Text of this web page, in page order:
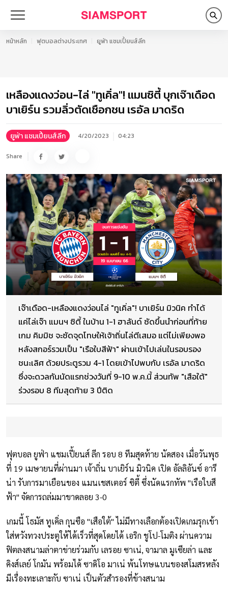
หน้าหลัก ฟุตบอลต่างประเทศ ยูฟ่า แชมเปี้ยนส์ลีก
เหลืองแดงว่อน-ไล่ "ทูเคิ่ล"! แมนซิตี้ บุกเจ๊าเดือด
บาเยิร์น รวมลิ่วตัดเชือกชน เรอัล มาดริด
ยูฟ่า แชมเปี้ยนส์ลีก 4/20/2023 04:23
Share
เจ๊าเดือด-เหลืองแดงว่อนไล่ "ทูเคิ่ล"! บาเยิร์น มิวนิค ทำได้
แค่ไล่เจ๊า แมนฯ ซิตี้ ในบ้าน 1-1 ฮาลันด์ ซัดขึ้นนำก่อนที่ท้าย
เกม คิมมิช จะซัดจุดโทษให้เจ้าถิ่นไล่ตีเสมอ แต่ไม่เพียงพอ
หลังสกอร์รวมเป็น "เรือใบสีฟ้า" ผ่านเข้าไปเล่นในรอบรอง
ชนะเลิศ ด้วยประตูรวม 4-1 โดยเข้าไปพบกับ เรอัล มาดริด
ซึ่งจะดวลกันนัดแรกช่วงวันที่ 9-10 พ.ค.นี้ ส่วนทัพ "เสือใต้"
ร่วงรอบ 8 ทีมสุดท้าย 3 ปีติด
ฟุตบอล ยูฟ่า แชมเปี้ยนส์ ลีก รอบ 8 ทีมสุดท้าย นัดสอง เมื่อวันพุธ
ที่ 19 เมษายนที่ผ่านมา เจ้าถิ่น บาเยิร์น มิวนิค เปิด อัลลิอันซ์ อารี
น่า รับการมาเยือนของ แมนเชสเตอร์ ซิตี้ ซึ่งนัดแรกทัพ "เรือใบสี
ฟ้า" จัดการถล่มมาขาดลอย 3-0
เกมนี้ โธมัส ทูเคิ่ล กุนซือ "เสือใต้" ไม่มีทางเลือกต้องเปิดเกมรุกเข้า
ใส่หวังทวงประตูให้ได้เร็วที่สุดโดยได้ เอริก ชูโป-โมติง ผ่านความ
ฟิตลงสนามล่าตาข่ายร่วมกับ เลรอย ซาเน่, จามาล มูเซียล่า และ
คิงส์เลย์ โกมัน พร้อมได้ ซาดิโอ มาเน่ พ้นโทษแบนของสโมสรหลัง
มีเรื่องทะเลาะกับ ซาเน่ เป็นตัวสำรองที่ข้างสนาม